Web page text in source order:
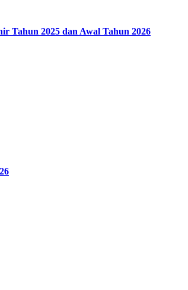
Tahun 2025 dan Awal Tahun 2026